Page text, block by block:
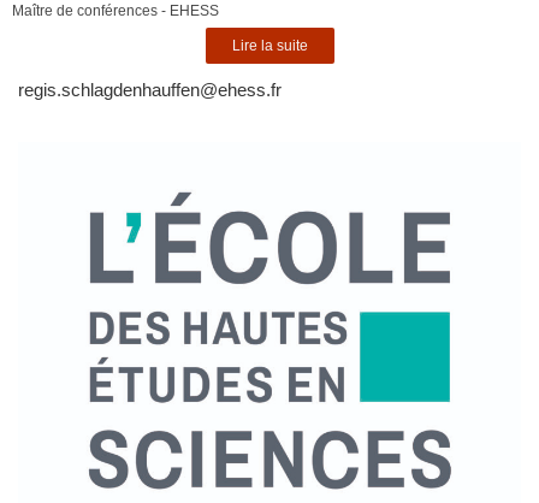
Maître de conférences - EHESS
Lire la suite
regis.schlagdenhauffen@ehess.fr